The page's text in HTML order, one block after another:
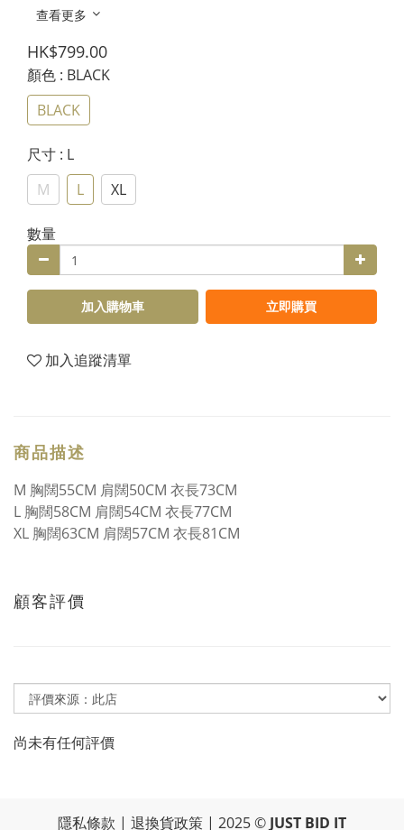
查看更多
HK$799.00
顏色 : BLACK
BLACK
尺寸 : L
M
L XL
數量
加入購物車 立即購買
加入追蹤清單
商品描述
M 胸闊55CM 肩闊50CM 衣長73CM
L 胸闊58CM 肩闊54CM 衣長77CM
XL 胸闊63CM 肩闊57CM 衣長81CM
顧客評價
尚未有任何評價
隱私條款 | 退換貨政策 | 2025 © JUST BID IT